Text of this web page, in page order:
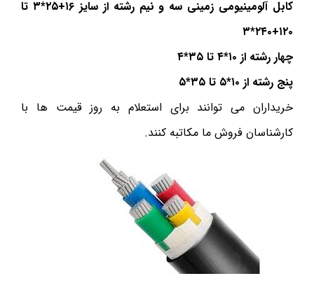
کابل آلومینیومی زمینی سه و نیم رشته
از سایز ۱۶+۲۵*۳ تا
۱۲۰+۲۴۰*۳
چهار رشته از ۱۰*۴ تا ۳۵*۴
پنج رشته از ۱۰*۵ تا ۳۵*۵
خریداران می توانند برای استعلام به روز قیمت ها با
کارشناسان فروش ما مکاتبه کنند.